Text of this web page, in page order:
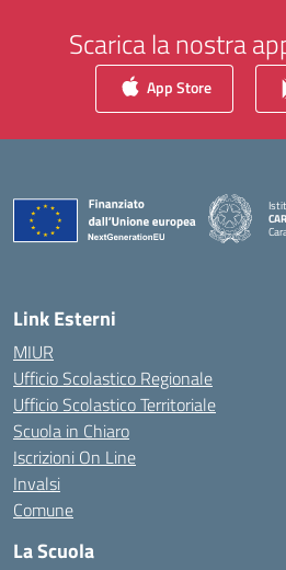
Scarica la nostra
App Store
—
Link Esterni
MIUR
Ufficio Scolastico Regionale
Ufficio Scolastico Territoriale
Scuola in Chiaro
Iscrizioni On Line
Invalsi
Comune
La Scuola